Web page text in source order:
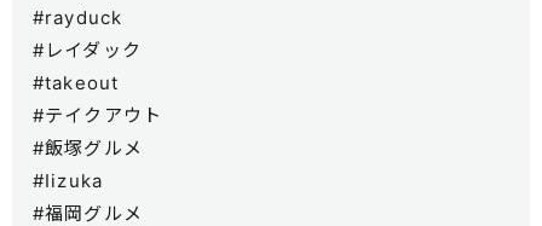
#rayduck
#レイダック
#takeout
#テイクアウト
#飯塚グルメ
#Iizuka
#福岡グルメ